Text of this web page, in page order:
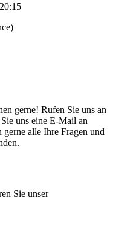
gerne! Rufen Sie uns an
uns eine E-Mail an
gerne alle Ihre Fragen und
Sie unser